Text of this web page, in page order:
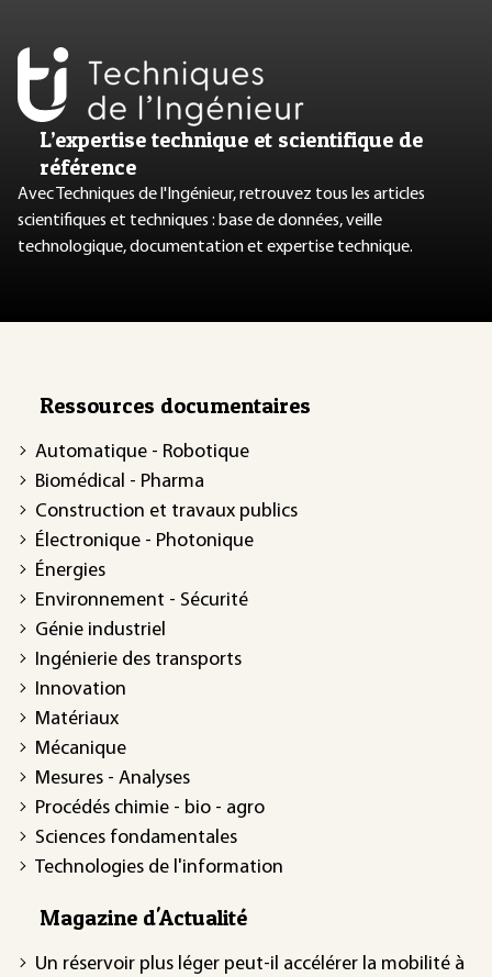
L’expertise technique et scientifique de
référence
Avec Techniques de l'Ingénieur, retrouvez tous les articles
scientifiques et techniques : base de données, veille
technologique, documentation et expertise technique.
Ressources documentaires
Automatique - Robotique
Biomédical - Pharma
Construction et travaux publics
Électronique - Photonique
Énergies
Environnement - Sécurité
Génie industriel
Ingénierie des transports
Innovation
Matériaux
Mécanique
Mesures - Analyses
Procédés chimie - bio - agro
Sciences fondamentales
Technologies de l'information
Magazine d'Actualité
Un réservoir plus léger peut-il accélérer la mobilité à